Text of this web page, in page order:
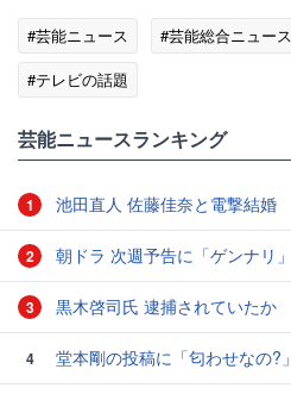
#芸能ニュース #芸能総合ニュース
#テレビの話題
芸能ニュースランキング
1 池田直人 佐藤佳奈と電撃結婚
2 朝ドラ 次週予告に「ゲンナリ」
3 黒木啓司氏 逮捕されていたか
4 堂本剛の投稿に「匂わせなの?」